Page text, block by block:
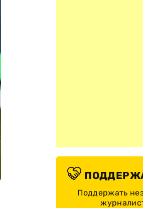
Поддержать